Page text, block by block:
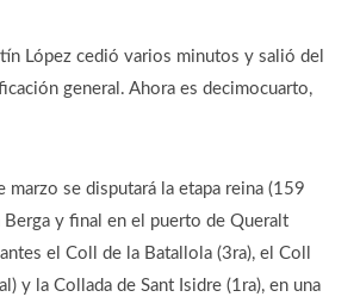
López cedió varios minutos y salió del
general. Ahora es decimocuarto,
marzo se disputará la etapa reina (159
Berga y final en el puerto de Queralt
el Coll de la Batallola (3ra), el Coll
y la Collada de Sant Isidre (1ra), en una